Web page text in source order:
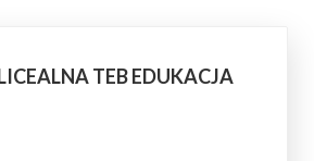
TEB EDUKACJA